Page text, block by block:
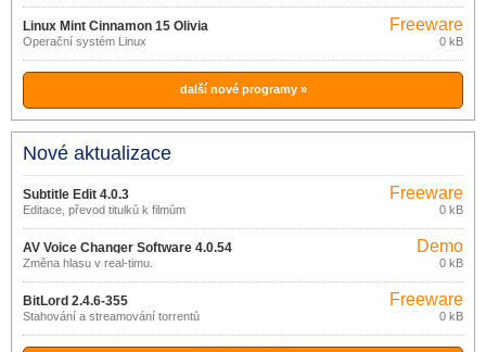
Linux Mint Cinnamon 15 Olivia
Operační systém Linux
Freeware
0 kB
další nové programy »
Nové aktualizace
Subtitle Edit 4.0.3
Editace, převod titulků k filmům
Freeware
0 kB
AV Voice Changer Software 4.0.54
Změna hlasu v real-timu.
Demo
0 kB
BitLord 2.4.6-355
Stahování a streamování torrentů
Freeware
0 kB